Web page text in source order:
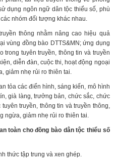
dụng ngôn ngữ dân tộc thiểu số, phù
nhóm đối tượng khác nhau.
thông nhằm nâng cao hiệu quả
vùng đồng bào DTTS&MN; ứng dụng
trong tuyên truyền, thông tin và truyền
diễn đàn, cuộc thi, hoạt động ngoại
giảm nhẹ rủi ro thiên tai.
tỏa các điển hình, sáng kiến, mô hình
già làng, trưởng bản, chức sắc, chức
truyền, thông tin và truyền thông,
ngừa, giảm nhẹ rủi ro thiên tai.
toàn cho đồng bào dân tộc thiểu số
thức tập trung và xen ghép.